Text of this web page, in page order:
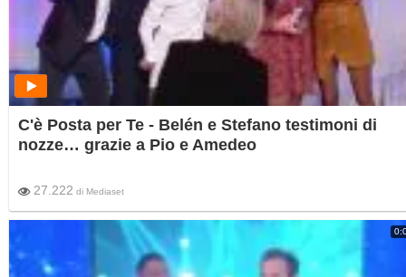
C'è Posta per Te - Belén e Stefano testimoni di
nozze… grazie a Pio e Amedeo
27.222 di Mediaset